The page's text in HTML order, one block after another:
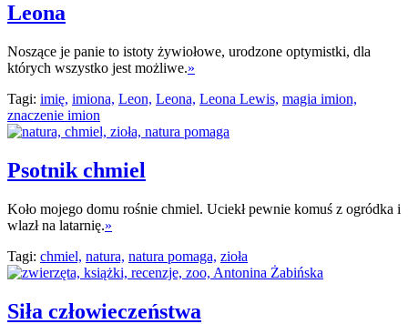
Leona
Noszące je panie to istoty żywiołowe, urodzone optymistki, dla
których wszystko jest możliwe.»
Tagi: imię, imiona, Leon, Leona, Leona Lewis, magia imion,
znaczenie imion
Psotnik chmiel
Koło mojego domu rośnie chmiel. Uciekł pewnie komuś z ogródka i
wlazł na latarnię.»
Tagi: chmiel, natura, natura pomaga, zioła
Siła człowieczeństwa